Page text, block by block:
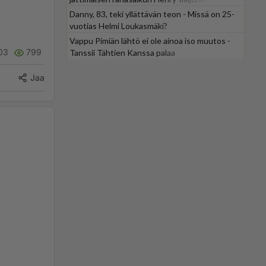
799
Jaa
Danny, 83, teki yllättävän teon - Missä on 25-
vuotias Helmi Loukasmäki?
Vappu Pimiän lähtö ei ole ainoa iso muutos -
Tanssii Tähtien Kanssa palaa